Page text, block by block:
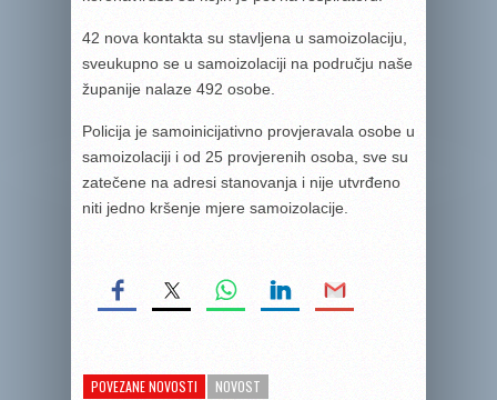
42 nova kontakta su stavljena u samoizolaciju,
sveukupno se u samoizolaciji na području naše
županije nalaze 492 osobe.
Policija je samoinicijativno provjeravala osobe u
samoizolaciji i od 25 provjerenih osoba, sve su
zatečene na adresi stanovanja i nije utvrđeno
niti jedno kršenje mjere samoizolacije.
POVEZANE NOVOSTI NOVOST